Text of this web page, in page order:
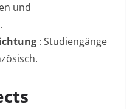
und
.
: Studiengänge